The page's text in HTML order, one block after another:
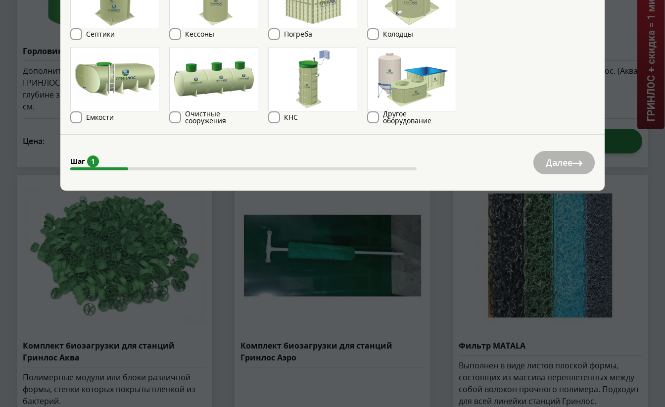
Горловина + 20 см
Дополнительная горловина для станций
ГРИНЛОС Аква и Аэро. Применяется при
глубине залегания подводящей трубы до 80
см.
Цена:
Горловина + 40 см
Дополнительная горловина для станций
ГРИНЛОС Аква и Аэро. Применяется при
глубине залегания подводящей трубы до 100
Подходит для линейки станций Гринлос. (Аква,
руб.
Комплект биозагрузки для станций
Гринлос Аква
Полимерные модули или блоки различной
формы, стенки которых покрыты пленкой из
бактерий.
Комплект биозагрузки для станций
Гринлос Аэро
Фильтр MATALA
Выполнен в виде листов плоской формы,
состоящих из массива переплетенных между
собой волокон прочного полимера. Подходит
для всей линейки станций Гринлос.
ГРИНЛОС + скидка = 1 мин!
Септики Кессоны Погреба Колодцы
Емкости Очистные
сооружения КНС Другое
оборудование
Шаг 1 Далее